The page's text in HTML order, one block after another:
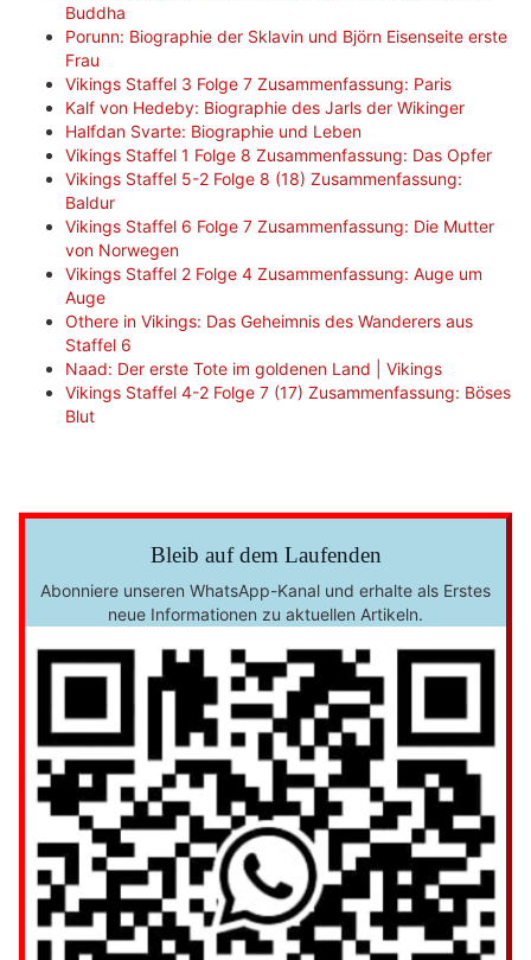
Buddha
Porunn: Biographie der Sklavin und Björn Eisenseite erste
Frau
Vikings Staffel 3 Folge 7 Zusammenfassung: Paris
Kalf von Hedeby: Biographie des Jarls der Wikinger
Halfdan Svarte: Biographie und Leben
Vikings Staffel 1 Folge 8 Zusammenfassung: Das Opfer
Vikings Staffel 5-2 Folge 8 (18) Zusammenfassung:
Baldur
Vikings Staffel 6 Folge 7 Zusammenfassung: Die Mutter
von Norwegen
Vikings Staffel 2 Folge 4 Zusammenfassung: Auge um
Auge
Othere in Vikings: Das Geheimnis des Wanderers aus
Staffel 6
Naad: Der erste Tote im goldenen Land | Vikings
Vikings Staffel 4-2 Folge 7 (17) Zusammenfassung: Böses
Blut
Bleib auf dem Laufenden
Abonniere unseren WhatsApp-Kanal und erhalte als Erstes
neue Informationen zu aktuellen Artikeln.